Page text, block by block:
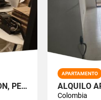
ALQUILER LOCAL 9 MTS2 CASA PEÑON, PEÑON OESTE DE CALI A-166
APARTAMENTO
Colombia